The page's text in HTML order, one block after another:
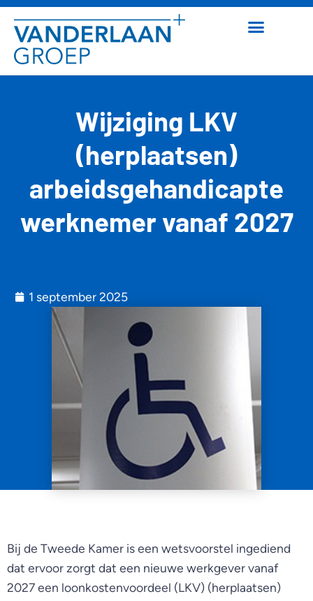
Wijziging LKV
(herplaatsen)
arbeidsgehandicapte
werknemer vanaf 2027
1 september 2025
Bij de Tweede Kamer is een wetsvoorstel ingediend
dat ervoor zorgt dat een nieuwe werkgever vanaf
2027 een loonkostenvoordeel (LKV) (herplaatsen)